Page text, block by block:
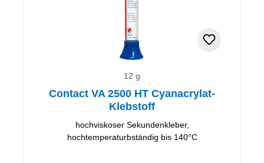
12 g
Contact VA 2500 HT Cyanacrylat-
Klebstoff
hochviskoser Sekundenkleber,
hochtemperaturbständig bis 140°C